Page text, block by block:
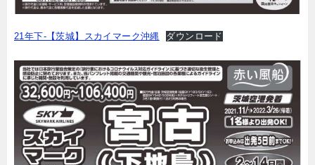
21年下-【茨城】スカイマーク沖縄 ダウンロード